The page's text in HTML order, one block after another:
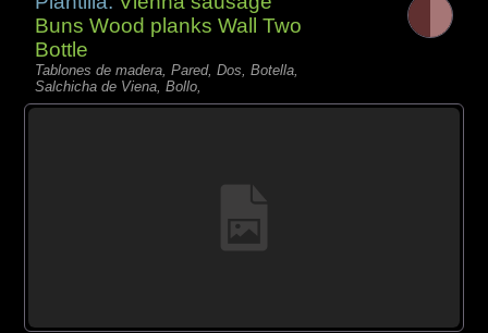
Buns Wood planks Wall Two
Bottle
Tablones de madera, Pared, Dos, Botella,
Salchicha de Viena, Bollo,